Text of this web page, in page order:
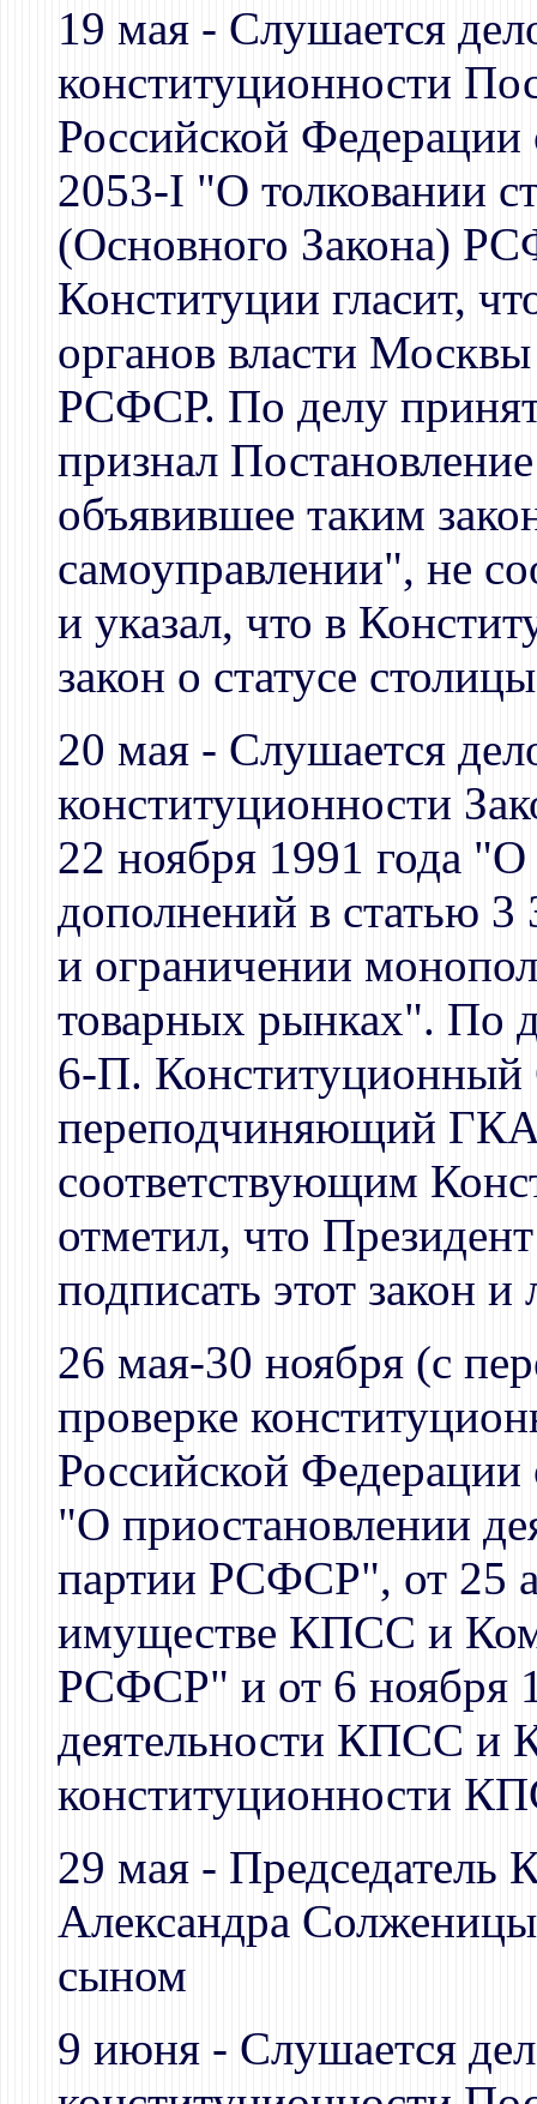
19 мая - Слушается
конституционности
Российской Федерации
2053-I "О толковании
(Основного Закона)
Конституции гласит,
органов власти
РСФСР. По делу
признал
объявившее таким
самоуправлении", не
и указал, что в
закон о статусе столицы
20 мая - Слушается
конституционности
22 ноября 1991 года
дополнений в статью
и ограничении
товарных рынках". По
6-П. Конституционный
переподчиняющий
соответствующим
отметил, что
подписать этот закон
26 мая-30 ноября (с
проверке
Российской Федерации
"О приостановлении
партии РСФСР", от 25
имуществе КПСС и
РСФСР" и от 6 ноября
деятельности КПСС и
конституционности
29 мая - Председатель
Александра
сыном
9 июня - Слушается